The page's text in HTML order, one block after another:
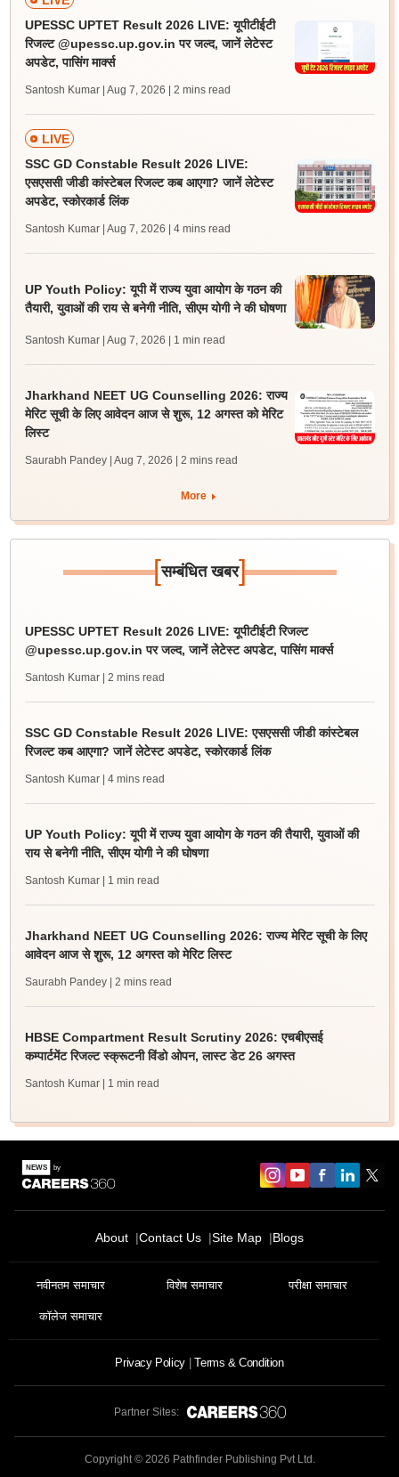
UPESSC UPTET Result 2026 LIVE: यूपीटीईटी
रिजल्ट @upessc.up.gov.in पर जल्द, जानें लेटेस्ट
अपडेट, पासिंग मार्क्स
Santosh Kumar | Aug 7, 2026 | 2 mins read
LIVE
SSC GD Constable Result 2026 LIVE:
एसएससी जीडी कांस्टेबल रिजल्ट कब आएगा? जानें लेटेस्ट
अपडेट, स्कोरकार्ड लिंक
Santosh Kumar | Aug 7, 2026 | 4 mins read
UP Youth Policy: यूपी में राज्य युवा आयोग के गठन की
तैयारी, युवाओं की राय से बनेगी नीति, सीएम योगी ने की घोषणा
Santosh Kumar | Aug 7, 2026 | 1 min read
Jharkhand NEET UG Counselling 2026: राज्य
मेरिट सूची के लिए आवेदन आज से शुरू, 12 अगस्त को मेरिट
लिस्ट
Saurabh Pandey | Aug 7, 2026 | 2 mins read
More
[सम्बंधित खबर]
UPESSC UPTET Result 2026 LIVE: यूपीटीईटी रिजल्ट
@upessc.up.gov.in पर जल्द, जानें लेटेस्ट अपडेट, पासिंग मार्क्स
Santosh Kumar | 2 mins read
SSC GD Constable Result 2026 LIVE: एसएससी जीडी कांस्टेबल
रिजल्ट कब आएगा? जानें लेटेस्ट अपडेट, स्कोरकार्ड लिंक
Santosh Kumar | 4 mins read
UP Youth Policy: यूपी में राज्य युवा आयोग के गठन की तैयारी, युवाओं की
राय से बनेगी नीति, सीएम योगी ने की घोषणा
Santosh Kumar | 1 min read
Jharkhand NEET UG Counselling 2026: राज्य मेरिट सूची के लिए
आवेदन आज से शुरू, 12 अगस्त को मेरिट लिस्ट
Saurabh Pandey | 2 mins read
HBSE Compartment Result Scrutiny 2026: एचबीएसई
कम्पार्टमेंट रिजल्ट स्क्रूटनी विंडो ओपन, लास्ट डेट 26 अगस्त
Santosh Kumar | 1 min read
About Contact Us Site Map Blogs
नवीनतम समाचार विशेष समाचार परीक्षा समाचार
कॉलेज समाचार
Privacy Policy Terms & Condition
Partner Sites:
Copyright © 2026 Pathfinder Publishing Pvt Ltd.